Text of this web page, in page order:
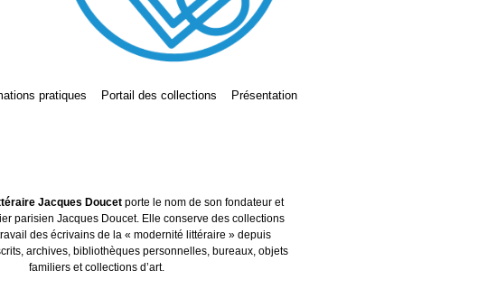
pratiques Portail des collections Présentation
Jacques Doucet porte le nom de son fondateur et
parisien Jacques Doucet. Elle conserve des collections
des écrivains de la « modernité littéraire » depuis
archives, bibliothèques personnelles, bureaux, objets
familiers et collections d’art.